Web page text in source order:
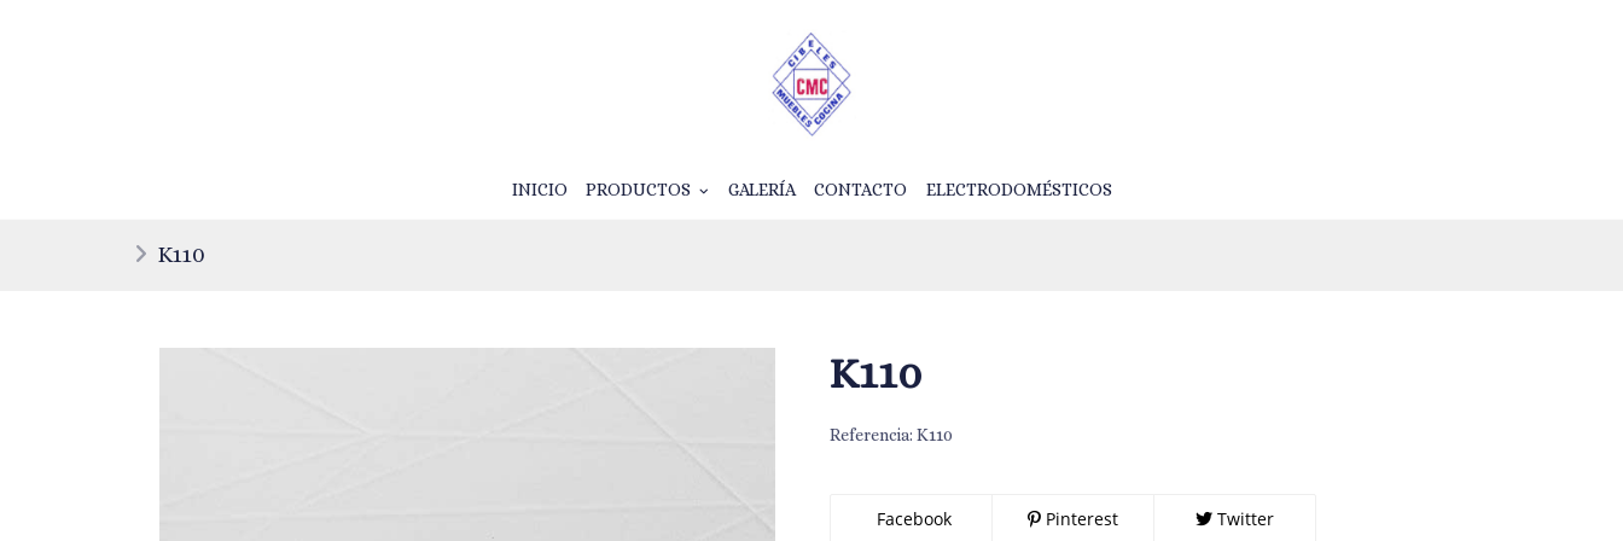
INICIO PRODUCTOS GALERÍA CONTACTO ELECTRODOMÉSTICOS
K110
K110
Referencia: K110
Facebook Pinterest Twitter